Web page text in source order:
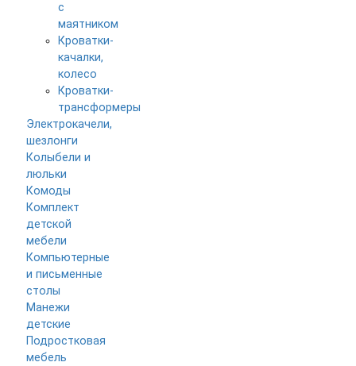
с
маятником
Кроватки-
качалки,
колесо
Кроватки-
трансформеры
Электрокачели,
шезлонги
Колыбели и
люльки
Комоды
Комплект
детской
мебели
Компьютерные
и письменные
столы
Манежи
детские
Подростковая
мебель